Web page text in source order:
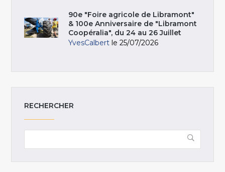
90e "Foire agricole de Libramont"
& 100e Anniversaire de "Libramont
Coopéralia", du 24 au 26 Juillet
YvesCalbert le 25/07/2026
RECHERCHER